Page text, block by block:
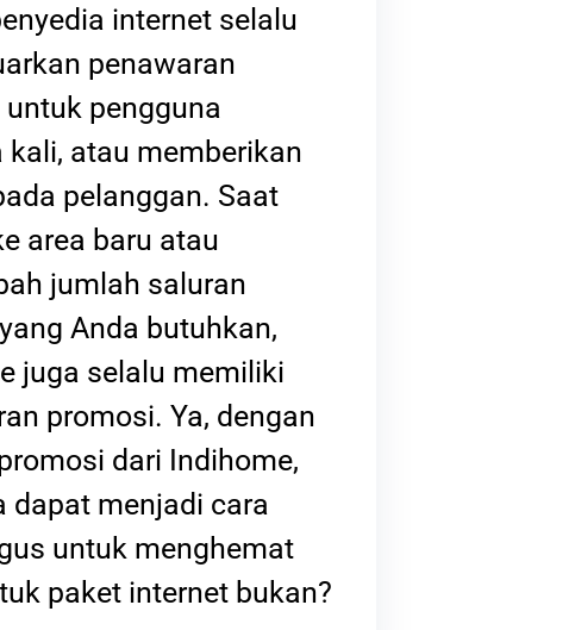
internet selalu
penawaran
pengguna
kali, atau memberikan
pelanggan. Saat
area baru atau
jumlah saluran
Anda butuhkan,
juga selalu memiliki
promosi. Ya, dengan
dari Indihome,
dapat menjadi cara
untuk menghemat
paket internet bukan?